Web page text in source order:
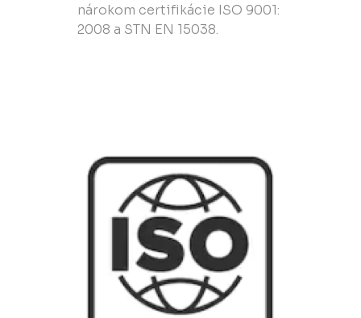
nárokom certifikácie ISO 9001:
2008 a STN EN 15038.